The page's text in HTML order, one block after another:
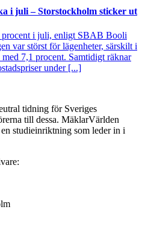
i juli – Storstockholm sticker ut
procent i juli, enligt SBAB Booli
var störst för lägenheter, särskilt i
7,1 procent. Samtidigt räknar
under [...]
tidning för Sveriges
till dessa. MäklarVärlden
studieinriktning som leder in i